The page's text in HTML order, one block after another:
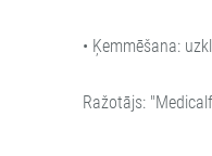
• Ķemmēšana:
Ražotājs: